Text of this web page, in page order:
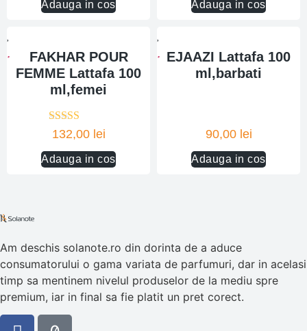
Adauga in cos Adauga in cos
FAKHAR POUR
FEMME Lattafa 100
ml,femei
132,00 lei
Adauga in cos
Evaluat la
5.00
EJAAZI Lattafa 100
ml,barbati
90,00 lei
Adauga in cos
Am deschis solanote.ro din dorinta de a aduce
consumatorului o gama variata de parfumuri, dar in acelasi
timp sa mentinem nivelul produselor de la mediu spre
premium, iar in final sa fie platit un pret corect.